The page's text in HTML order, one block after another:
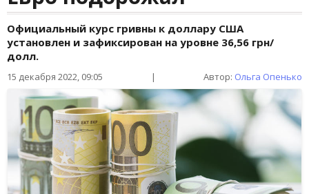
Официальный курс гривны к доллару США
установлен и зафиксирован на уровне 36,56 грн/
долл.
15 декабря 2022, 09:05 | Автор: Ольга Опенько